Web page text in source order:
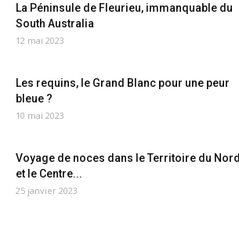
La Péninsule de Fleurieu, immanquable du
South Australia
12 mai 2023
Les requins, le Grand Blanc pour une peur
bleue ?
10 mai 2023
Voyage de noces dans le Territoire du Nord
et le Centre...
25 janvier 2023